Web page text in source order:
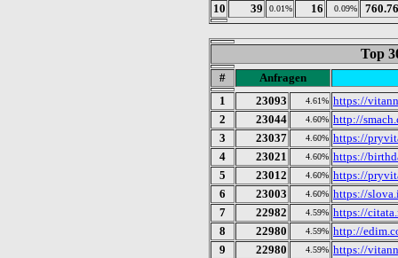
10
39 0.01% 16 0.09%
Top
#
Anfragen
1
23093 4.61% https://
2
23044 4.60% http://
3
23037 4.60% https://
4
23021 4.60% https://
5
23012 4.60% https://
6
23003 4.60% https://
7
22982 4.59% https://
8
22980 4.59% http://
9
22980 4.59% https://